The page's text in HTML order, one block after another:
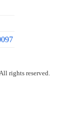
rights reserved.